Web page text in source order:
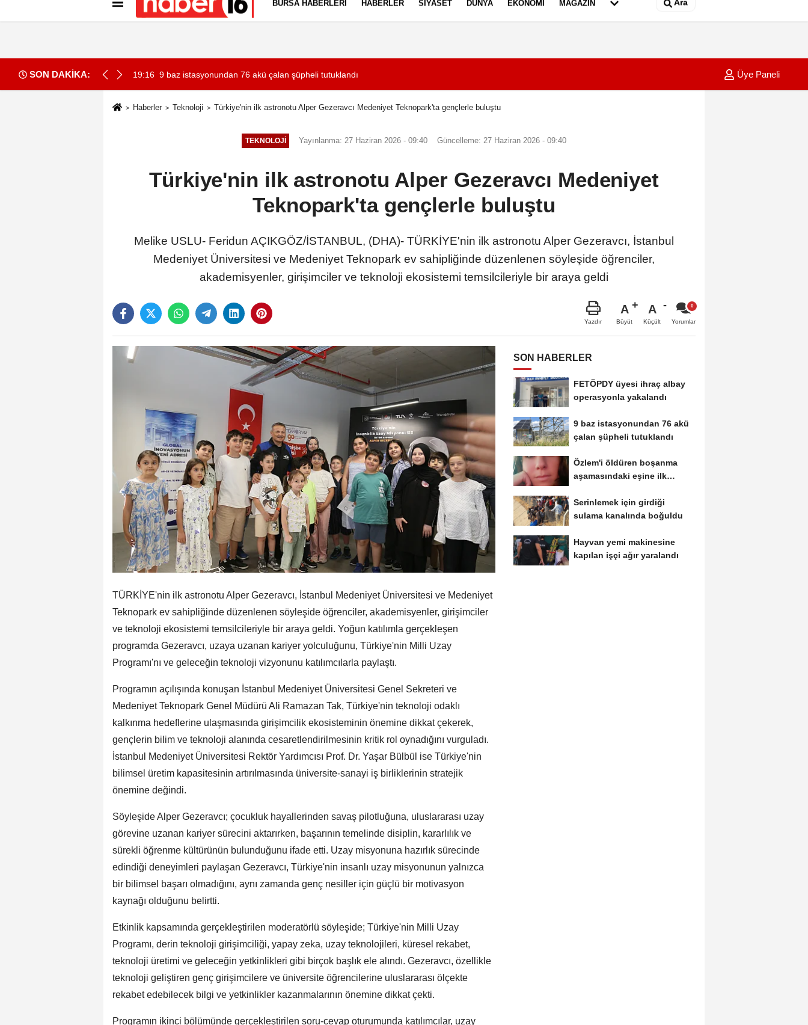
İletişim Gizlilik İlkeleri
BURSA HABERLERI HABERLER SIYASET DÜNYA EKONOMI MAGAZIN Ara
SON DAKİKA:
yakalandı 19:16 9 baz istasyonundan 76 akü çalan şüpheli tutuklandı Özlem'i öldüren boşanma aşamasındaki eşine ilk duruşmada ağırlaştırılmış müebbet
19:00
Üye Paneli
Haberler Teknoloji Türkiye'nin ilk astronotu Alper Gezeravcı Medeniyet Teknopark'ta gençlerle buluştu
TEKNOLOJI Yayınlanma: 27 Haziran 2026 - 09:40 Güncelleme: 27 Haziran 2026 - 09:40
Türkiye'nin ilk astronotu Alper Gezeravcı Medeniyet
Teknopark'ta gençlerle buluştu
Melike USLU- Feridun AÇIKGÖZ/İSTANBUL, (DHA)- TÜRKİYE'nin ilk astronotu Alper Gezeravcı, İstanbul
Medeniyet Üniversitesi ve Medeniyet Teknopark ev sahipliğinde düzenlenen söyleşide öğrenciler,
akademisyenler, girişimciler ve teknoloji ekosistemi temsilcileriyle bir araya geldi
Yazdır
A
Büyüt
A
Küçült Yorumlar
TÜRKİYE'nin ilk astronotu Alper Gezeravcı, İstanbul Medeniyet Üniversitesi ve Medeniyet
Teknopark ev sahipliğinde düzenlenen söyleşide öğrenciler, akademisyenler, girişimciler
ve teknoloji ekosistemi temsilcileriyle bir araya geldi. Yoğun katılımla gerçekleşen
programda Gezeravcı, uzaya uzanan kariyer yolculuğunu, Türkiye'nin Milli Uzay
Programı'nı ve geleceğin teknoloji vizyonunu katılımcılarla paylaştı.
Programın açılışında konuşan İstanbul Medeniyet Üniversitesi Genel Sekreteri ve
Medeniyet Teknopark Genel Müdürü Ali Ramazan Tak, Türkiye'nin teknoloji odaklı
kalkınma hedeflerine ulaşmasında girişimcilik ekosisteminin önemine dikkat çekerek,
gençlerin bilim ve teknoloji alanında cesaretlendirilmesinin kritik rol oynadığını vurguladı.
İstanbul Medeniyet Üniversitesi Rektör Yardımcısı Prof. Dr. Yaşar Bülbül ise Türkiye'nin
bilimsel üretim kapasitesinin artırılmasında üniversite-sanayi iş birliklerinin stratejik
önemine değindi.
Söyleşide Alper Gezeravcı; çocukluk hayallerinden savaş pilotluğuna, uluslararası uzay
görevine uzanan kariyer sürecini aktarırken, başarının temelinde disiplin, kararlılık ve
sürekli öğrenme kültürünün bulunduğunu ifade etti. Uzay misyonuna hazırlık sürecinde
edindiği deneyimleri paylaşan Gezeravcı, Türkiye'nin insanlı uzay misyonunun yalnızca
bir bilimsel başarı olmadığını, aynı zamanda genç nesiller için güçlü bir motivasyon
kaynağı olduğunu belirtti.
Etkinlik kapsamında gerçekleştirilen moderatörlü söyleşide; Türkiye'nin Milli Uzay
Programı, derin teknoloji girişimciliği, yapay zeka, uzay teknolojileri, küresel rekabet,
teknoloji üretimi ve geleceğin yetkinlikleri gibi birçok başlık ele alındı. Gezeravcı, özellikle
teknoloji geliştiren genç girişimcilere ve üniversite öğrencilerine uluslararası ölçekte
rekabet edebilecek bilgi ve yetkinlikler kazanmalarının önemine dikkat çekti.
Programın ikinci bölümünde gerçekleştirilen soru-cevap oturumunda katılımcılar, uzay
SON HABERLER
FETÖPDY üyesi ihraç albay
operasyonla yakalandı
9 baz istasyonundan 76 akü
çalan şüpheli tutuklandı
Özlem'i öldüren boşanma
aşamasındaki eşine ilk
Serinlemek için girdiği
sulama kanalında boğuldu
Hayvan yemi makinesine
kapılan işçi ağır yaralandı